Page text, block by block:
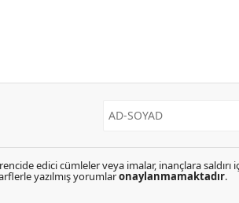
edici cümleler veya imalar, inançlara saldırı
yazılmış yorumlaronaylanmamaktadır.